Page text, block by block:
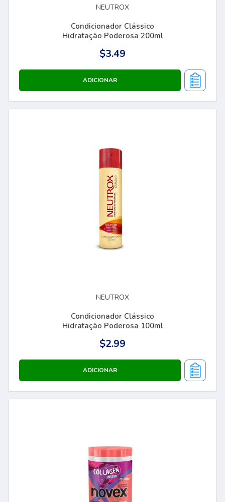
NEUTROX
Condicionador Clássico
Hidratação Poderosa 200ml
$3.49
NEUTROX
Condicionador Clássico
Hidratação Poderosa 100ml
$2.99